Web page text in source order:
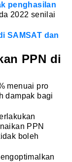
penghasilan
2022 senilai
SAMSAT dan
PPN di
menuai pro
dampak bagi
PPN
boleh